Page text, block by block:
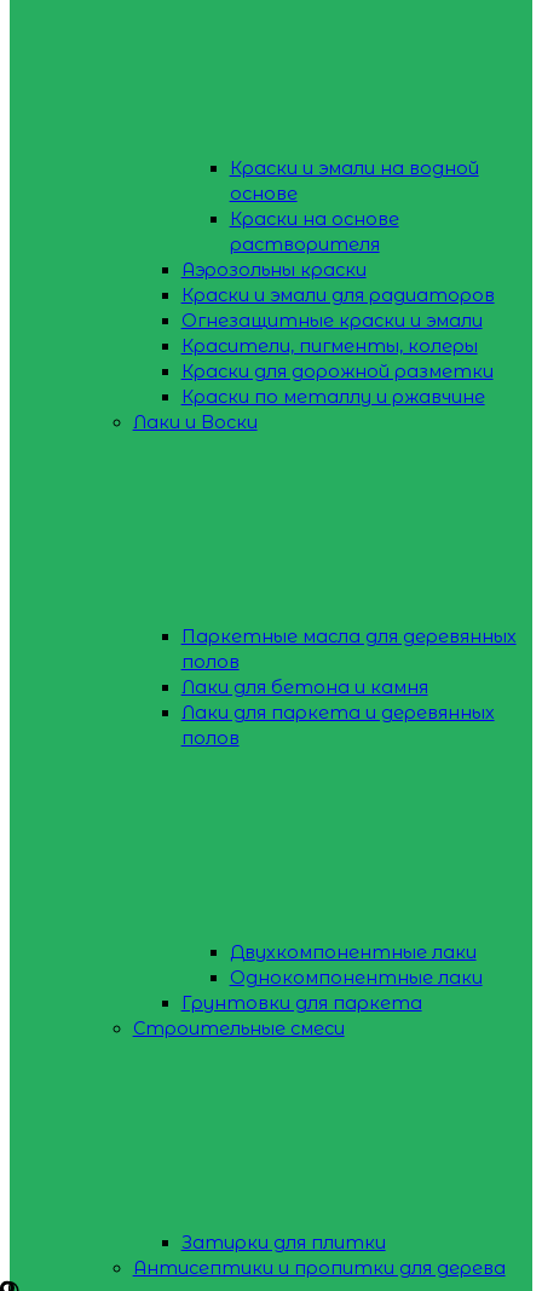
Краски и эмали на водной
основе
Краски на основе
растворителя
Аэрозольны краски
Краски и эмали для радиаторов
Огнезащитные краски и эмали
Красители, пигменты, колеры
Краски для дорожной разметки
Краски по металлу и ржавчине
Лаки и Воски
Паркетные масла для деревянных
полов
Лаки для бетона и камня
Лаки для паркета и деревянных
полов
Двухкомпонентные лаки
Однокомпонентные лаки
Грунтовки для паркета
Строительные смеси
Затирки для плитки
Антисептики и пропитки для дерева